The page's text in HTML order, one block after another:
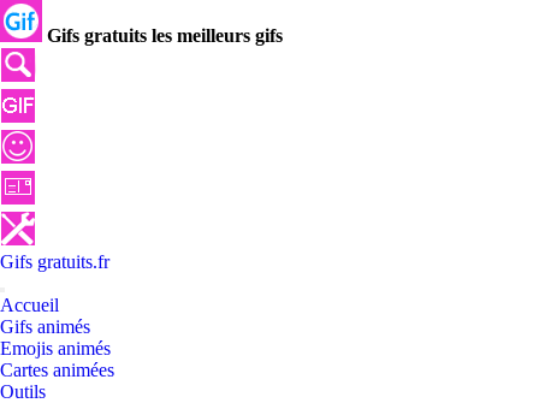
Gifs gratuits les meilleurs gifs
Gifs gratuits.fr
Accueil
Gifs animés
Emojis animés
Cartes animées
Outils